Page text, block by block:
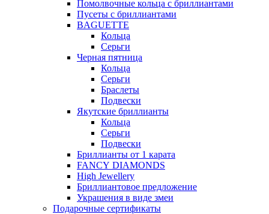
Помолвочные кольца с бриллиантами
Пусеты с бриллиантами
BAGUETTE
Кольца
Серьги
Черная пятница
Кольца
Серьги
Браслеты
Подвески
Якутские бриллианты
Кольца
Серьги
Подвески
Бриллианты от 1 карата
FANCY DIAMONDS
High Jewellery
Бриллиантовое предложение
Украшения в виде змеи
Подарочные сертификаты